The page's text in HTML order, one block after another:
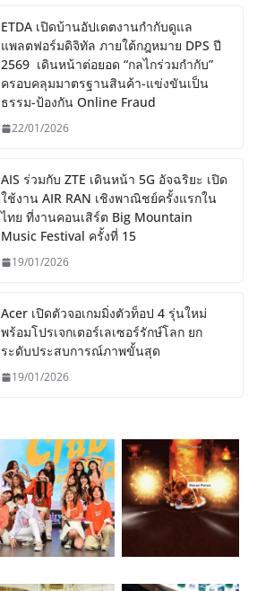
ETDA เปิดบ้านอัปเดตงานกำกับดูแล
แพลตฟอร์มดิจิทัล ภายใต้กฎหมาย DPS ปี
2569 เดินหน้าต่อยอด “กลไกร่วมกำกับ”
ครอบคลุมมาตรฐานสินค้า-แข่งขันเป็น
ธรรม-ป้องกัน Online Fraud
22/01/2026
AIS ร่วมกับ ZTE เดินหน้า 5G อัจฉริยะ เปิด
ใช้งาน AIR RAN เชิงพาณิชย์ครั้งแรกใน
ไทย ที่งานคอนเสิร์ต Big Mountain
Music Festival ครั้งที่ 15
19/01/2026
Acer เปิดตัวจอเกมมิ่งตัวท็อป 4 รุ่นใหม่
พร้อมโปรเจกเตอร์เลเซอร์รักษ์โลก ยก
ระดับประสบการณ์ภาพขั้นสุด
19/01/2026